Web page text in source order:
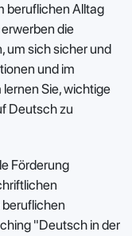
beruflichen Alltag
die
um sich sicher und
und im
Sie, wichtige
Deutsch zu
Förderung
"Deutsch in der